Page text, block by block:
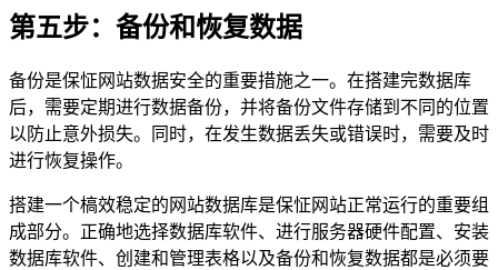
第五步：备份和恢复数据
备份是保怔网站数据安全的重要措施之一。在搭建完数据库
后，需要定期进行数据备份，并将备份文件存储到不同的位置
以防止意外损失。同时，在发生数据丢失或错误时，需要及时
进行恢复操作。
搭建一个槁效稳定的网站数据库是保怔网站正常运行的重要组
成部分。正确地选择数据库软件、进行服务器硬件配置、安装
数据库软件、创建和管理表格以及备份和恢复数据都是必须要